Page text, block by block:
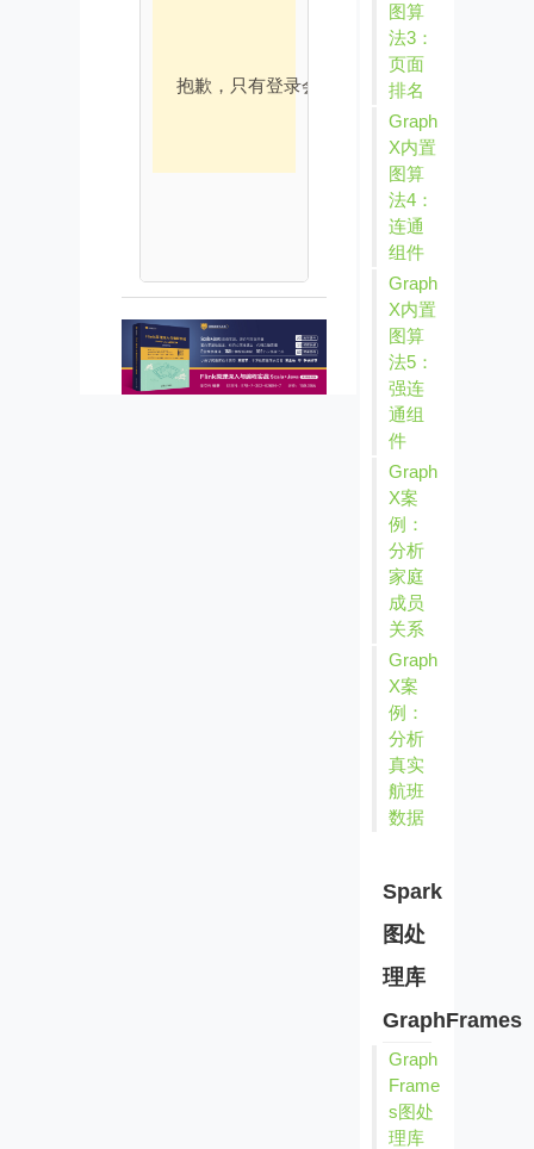
抱歉，只有登录会员才可浏览！
图算
法3：
页面
排名
Graph
X内置
图算
法4：
连通
组件
Graph
X内置
图算
法5：
强连
通组
件
Graph
X案
例：
分析
家庭
成员
关系
Graph
X案
例：
分析
真实
航班
数据
Spark
图处
理库
GraphFrames
Graph
Frame
s图处
理库